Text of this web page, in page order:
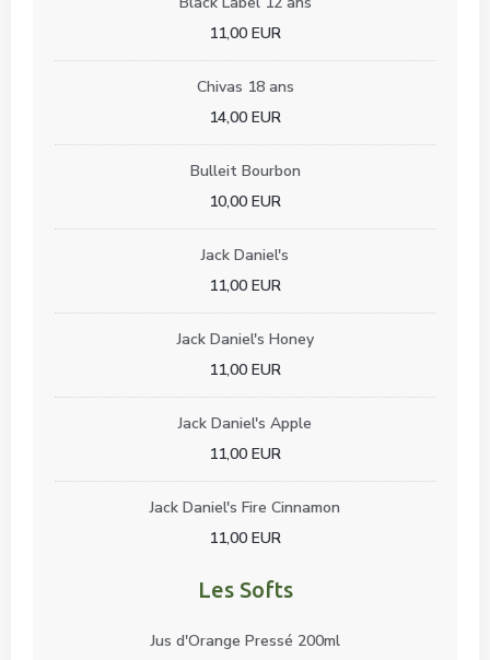
11,00 EUR
Chivas 18 ans
14,00 EUR
Bulleit Bourbon
10,00 EUR
Jack Daniel's
11,00 EUR
Jack Daniel's Honey
11,00 EUR
Jack Daniel's Apple
11,00 EUR
Jack Daniel's Fire Cinnamon
11,00 EUR
Les Softs
Jus d'Orange Pressé 200ml